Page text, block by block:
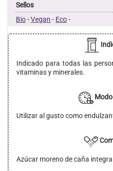
Sellos
Bio-Vegan - Eco-
Indicado para todas las
vitaminas y minerales.
Utilizar al gusto como
Azúcar moreno de caña